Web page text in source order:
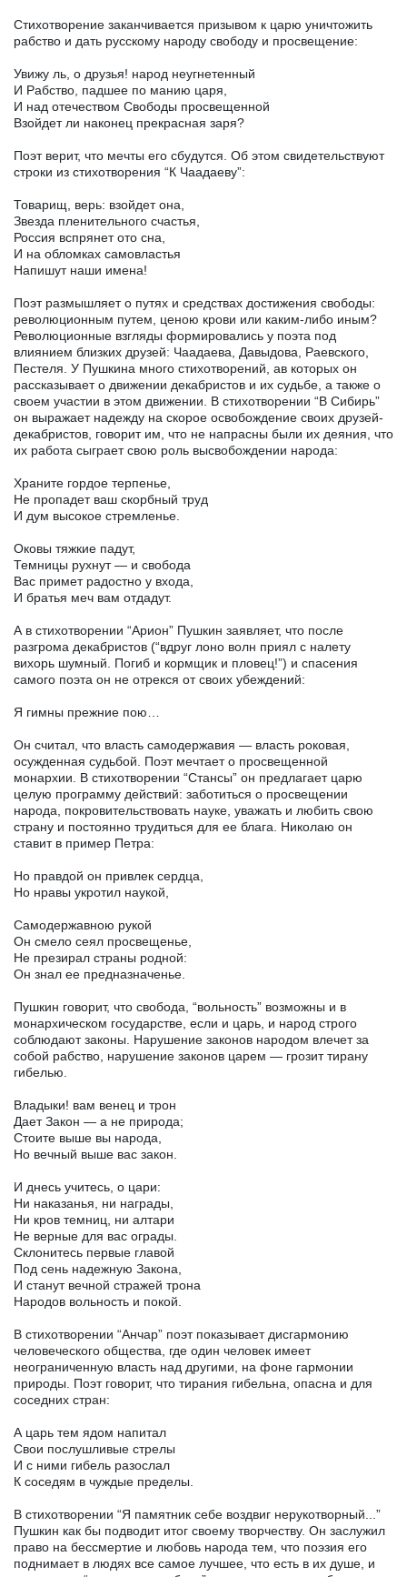
Стихотворение заканчивается призывом к царю уничтожить
рабство и дать русскому народу свободу и просвещение:
Увижу ль, о друзья! народ неугнетенный
И Рабство, падшее по манию царя,
И над отечеством Свободы просвещенной
Взойдет ли наконец прекрасная заря?
Поэт верит, что мечты его сбудутся. Об этом свидетельствуют
строки из стихотворения “К Чаадаеву”:
Товарищ, верь: взойдет она,
Звезда пленительного счастья,
Россия вспрянет ото сна,
И на обломках самовластья
Напишут наши имена!
Поэт размышляет о путях и средствах достижения свободы:
революционным путем, ценою крови или каким-либо иным?
Революционные взгляды формировались у поэта под
влиянием близких друзей: Чаадаева, Давыдова, Раевского,
Пестеля. У Пушкина много стихотворений, ав которых он
рассказывает о движении декабристов и их судьбе, а также о
своем участии в этом движении. В стихотворении “В Сибирь”
он выражает надежду на скорое освобождение своих друзей-
декабристов, говорит им, что не напрасны были их деяния, что
их работа сыграет свою роль высвобождении народа:
Храните гордое терпенье,
Не пропадет ваш скорбный труд
И дум высокое стремленье.
Оковы тяжкие падут,
Темницы рухнут — и свобода
Вас примет радостно у входа,
И братья меч вам отдадут.
А в стихотворении “Арион” Пушкин заявляет, что после
разгрома декабристов (“вдруг лоно волн приял с налету
вихорь шумный. Погиб и кормщик и пловец!”) и спасения
самого поэта он не отрекся от своих убеждений:
Я гимны прежние пою…
Он считал, что власть самодержавия — власть роковая,
осужденная судьбой. Поэт мечтает о просвещенной
монархии. В стихотворении “Стансы” он предлагает царю
целую программу действий: заботиться о просвещении
народа, покровительствовать науке, уважать и любить свою
страну и постоянно трудиться для ее блага. Николаю он
ставит в пример Петра:
Но правдой он привлек сердца,
Но нравы укротил наукой,
Самодержавною рукой
Он смело сеял просвещенье,
Не презирал страны родной:
Он знал ее предназначенье.
Пушкин говорит, что свобода, “вольность” возможны и в
монархическом государстве, если и царь, и народ строго
соблюдают законы. Нарушение законов народом влечет за
собой рабство, нарушение законов царем — грозит тирану
гибелью.
Владыки! вам венец и трон
Дает Закон — а не природа;
Стоите выше вы народа,
Но вечный выше вас закон.
И днесь учитесь, о цари:
Ни наказанья, ни награды,
Ни кров темниц, ни алтари
Не верные для вас ограды.
Склонитесь первые главой
Под сень надежную Закона,
И станут вечной стражей трона
Народов вольность и покой.
В стихотворении “Анчар” поэт показывает дисгармонию
человеческого общества, где один человек имеет
неограниченную власть над другими, на фоне гармонии
природы. Поэт говорит, что тирания гибельна, опасна и для
соседних стран:
А царь тем ядом напитал
Свои послушливые стрелы
И с ними гибель разослал
К соседям в чуждые пределы.
В стихотворении “Я памятник себе воздвиг нерукотворный...”
Пушкин как бы подводит итог своему творчеству. Он заслужил
право на бессмертие и любовь народа тем, что поэзия его
поднимает в людях все самое лучшее, что есть в их душе, и